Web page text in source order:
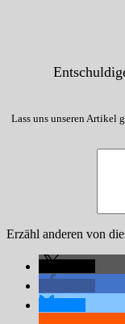
Lass uns unseren Artikel
Erzähl anderen von